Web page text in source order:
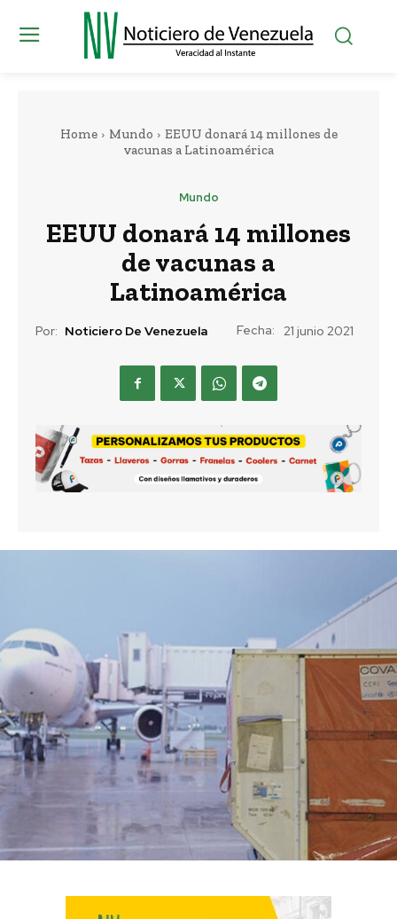
Home Mundo
EEUU donará 14 millones de
vacunas a Latinoamérica
Mundo
EEUU donará 14 millones
de vacunas a
Latinoamérica
Por: Noticiero De Venezuela Fecha: 21 junio 2021